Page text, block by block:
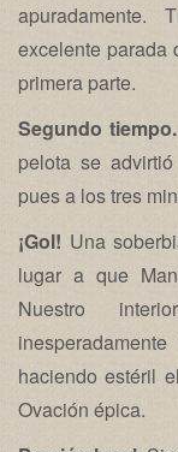
apuradamente.
excelente parada
primera parte.
Segundo tiempo.
pelota se
pues a los tres
¡Gol! Una
lugar a que
Nuestro
haciendo estéril
Ovación épica.